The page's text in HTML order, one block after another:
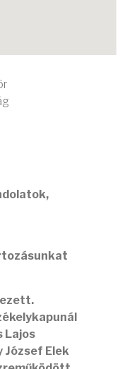
Lajos
József Elek